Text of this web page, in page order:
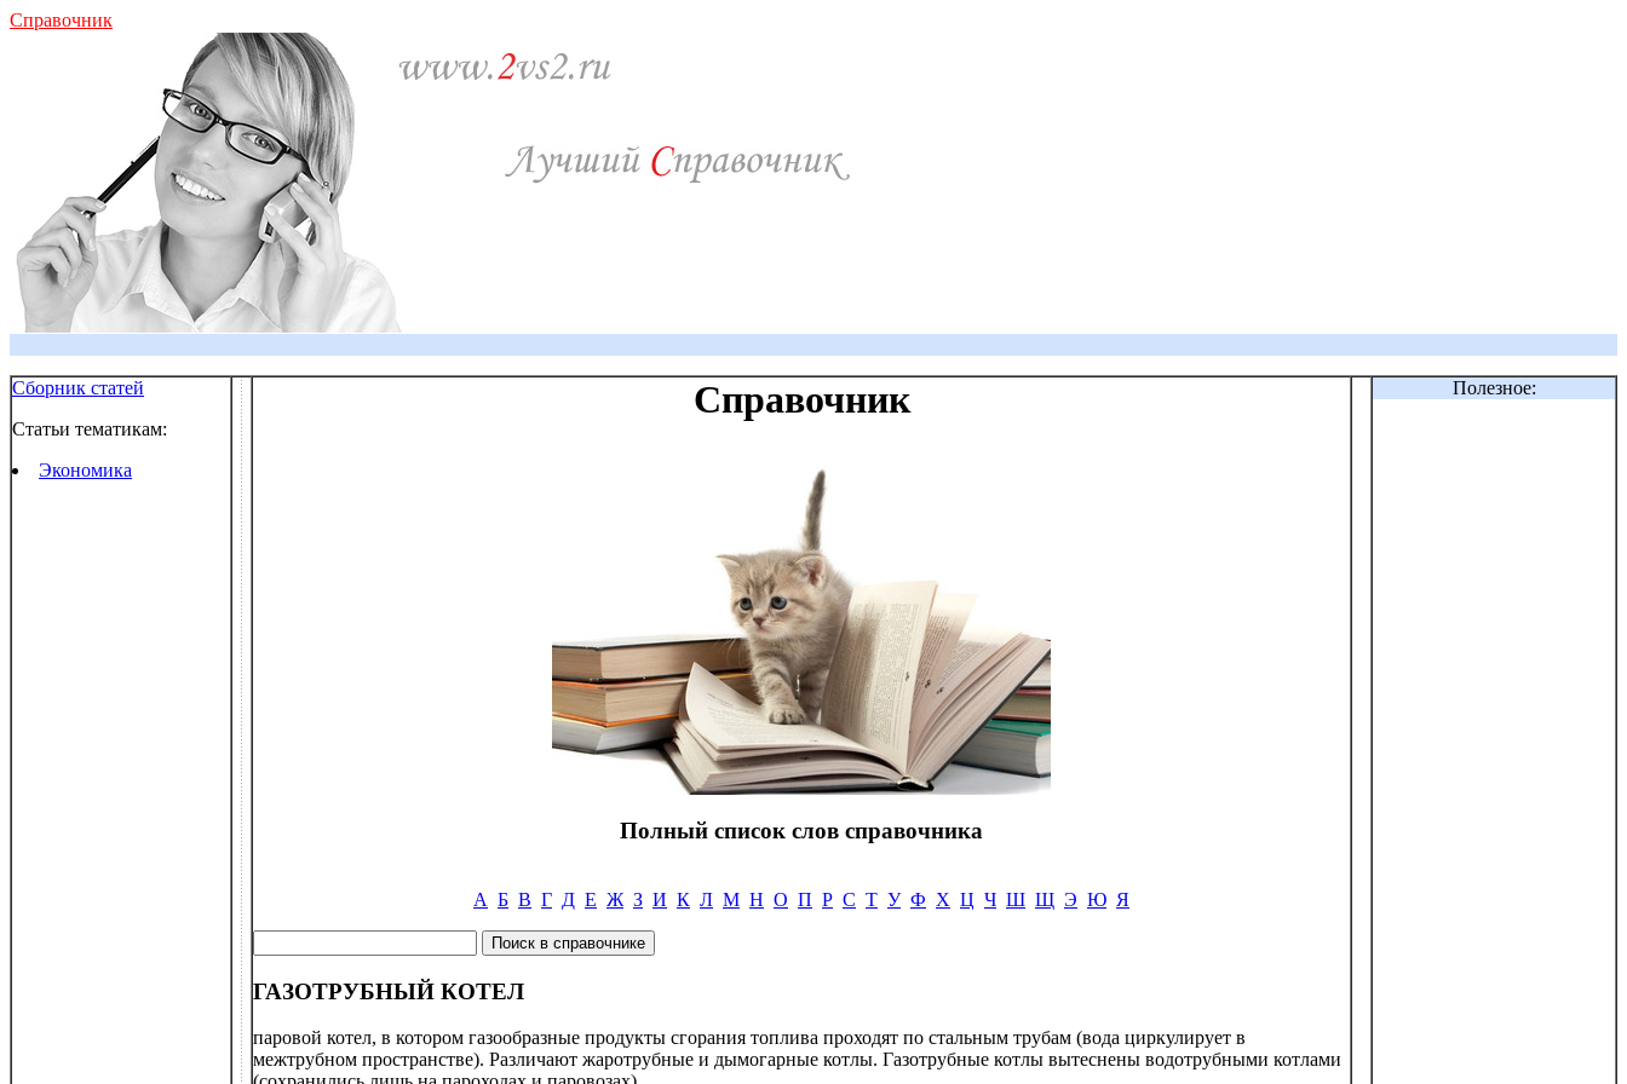
Справочник
Сборник статей
Статьи тематикам:
Экономика
Справочник
Полный список слов справочника
А Б В Г Д Е Ж З И К Л М Н О П Р С Т У Ф Х Ц Ч Ш Щ Э Ю Я
ГАЗОТРУБНЫЙ КОТЕЛ
паровой котел, в котором газообразные продукты сгорания топлива проходят по стальным трубам (вода циркулирует в
межтрубном пространстве). Различают жаротрубные и дымогарные котлы. Газотрубные котлы вытеснены водотрубными котлами
Полезное: